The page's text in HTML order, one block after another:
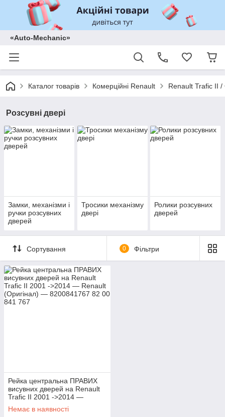
«Auto-Mechanic»
Каталог товарів Комерційні Renault Renault Trafic II
Розсувні двері
Замки, механізми і
ручки розсувних
дверей
Тросики механізму
двері
Ролики розсувних
дверей
Сортування 0 Фільтри
Рейка центральна ПРАВИХ
висувних дверей на Renault
Trafic II 2001 ->2014 —
Renault (Оригінал) —
8200841767
Немає в наявності